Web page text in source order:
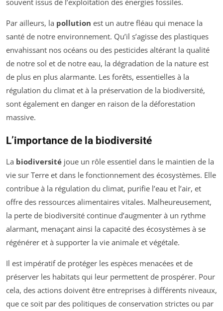
Par ailleurs, la pollution est un autre fléau qui menace la
santé de notre environnement. Qu’il s’agisse des plastiques
envahissant nos océans ou des pesticides altérant la qualité
de notre sol et de notre eau, la dégradation de la nature est
de plus en plus alarmante. Les forêts, essentielles à la
régulation du climat et à la préservation de la biodiversité,
sont également en danger en raison de la déforestation
massive.
L’importance de la biodiversité
La biodiversité joue un rôle essentiel dans le maintien de la
vie sur Terre et dans le fonctionnement des écosystèmes. Elle
contribue à la régulation du climat, purifie l’eau et l’air, et
offre des ressources alimentaires vitales. Malheureusement,
la perte de biodiversité continue d’augmenter à un rythme
alarmant, menaçant ainsi la capacité des écosystèmes à se
régénérer et à supporter la vie animale et végétale.
Il est impératif de protéger les espèces menacées et de
préserver les habitats qui leur permettent de prospérer. Pour
cela, des actions doivent être entreprises à différents niveaux,
que ce soit par des politiques de conservation strictes ou par